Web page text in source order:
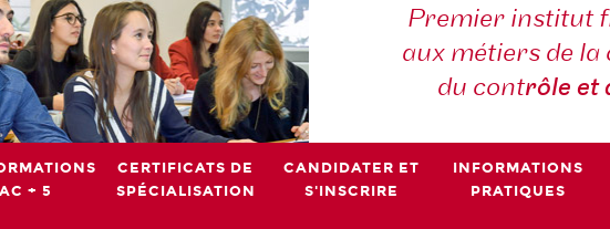
Premier institut
aux métiers de
du contrôle et
+ 5
CERTIFICATS DE
SPÉCIALISATION
CANDIDATER ET
S'INSCRIRE
INFORMATIONS
PRATIQUES